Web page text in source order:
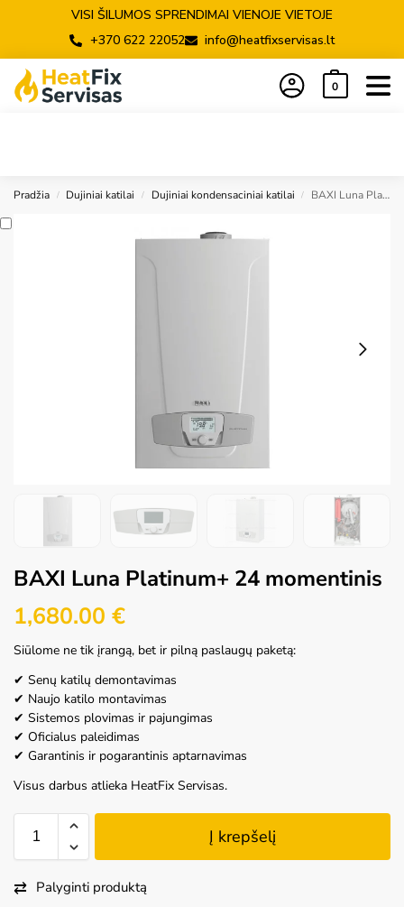
VISI ŠILUMOS SPRENDIMAI VIENOJE VIETOJE
+370 622 22052
info@heatfixservisas.lt
0
Pradžia / Dujiniai katilai / Dujiniai kondensaciniai katilai / BAXI Luna Platinum+ 24 momentinis
BAXI Luna Platinum+ 24 momentinis
1,680.00 €
Siūlome ne tik įrangą, bet ir pilną paslaugų paketą:
✔ Senų katilų demontavimas
✔ Naujo katilo montavimas
✔ Sistemos plovimas ir pajungimas
✔ Oficialus paleidimas
✔ Garantinis ir pogarantinis aptarnavimas
Visus darbus atlieka HeatFix Servisas.
Į krepšelį
Palyginti produktą